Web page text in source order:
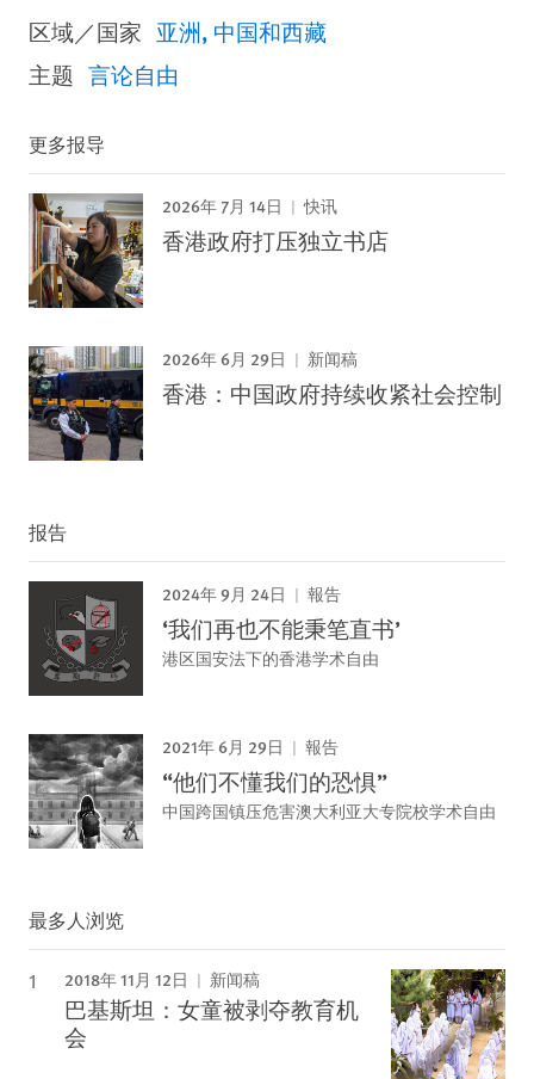
区域／国家 亚洲 中国和西藏
主题 言论自由
更多报导
2026年 7月 14日 快讯
香港政府打压独立书店
2026年 6月 29日 新闻稿
香港：中国政府持续收紧社会控制
报告
2024年 9月 24日 報告
‘我们再也不能秉笔直书’
港区国安法下的香港学术自由
2021年 6月 29日 報告
“他们不懂我们的恐惧”
中国跨国镇压危害澳大利亚大专院校学术自由
最多人浏览
2018年 11月 12日 新闻稿
巴基斯坦：女童被剥夺教育机
会